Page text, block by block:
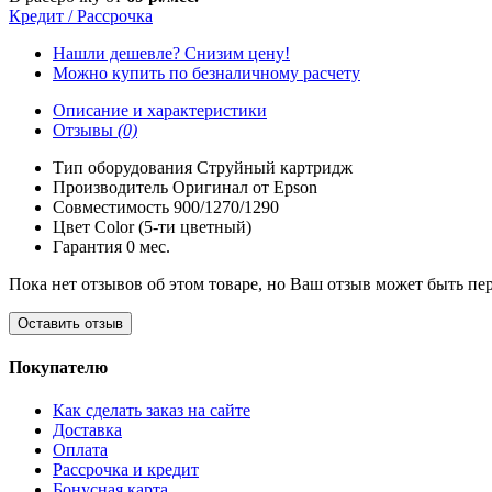
Кредит / Рассрочка
Нашли дешевле? Снизим цену!
Можно купить по безналичному расчету
Описание и характеристики
Отзывы (0)
Тип оборудования Струйный картридж
Производитель Оригинал от Epson
Совместимость 900/1270/1290
Цвет Color (5-ти цветный)
Гарантия 0 мес.
Пока нет отзывов об этом товаре, но Ваш отзыв может быть
Оставить отзыв
Покупателю
Как сделать заказ на сайте
Доставка
Оплата
Рассрочка и кредит